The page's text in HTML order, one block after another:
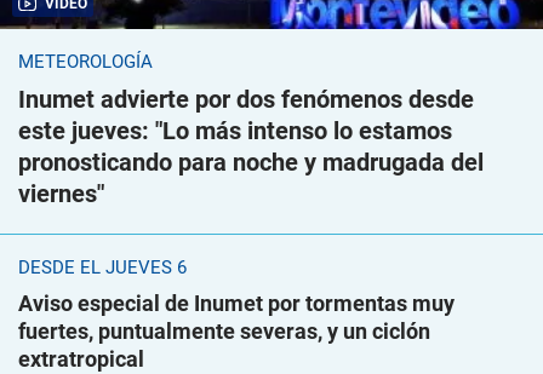
VIDEO
METEOROLOGÍA
Inumet advierte por dos fenómenos desde
este jueves: "Lo más intenso lo estamos
pronosticando para noche y madrugada del
viernes"
DESDE EL JUEVES 6
Aviso especial de Inumet por tormentas muy
fuertes, puntualmente severas, y un ciclón
extratropical